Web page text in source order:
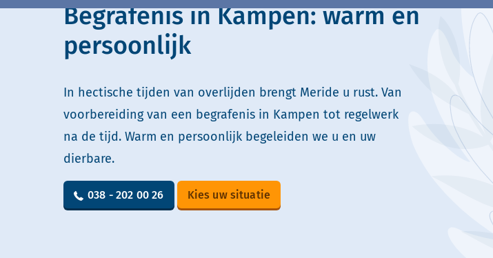
Begrafenis in Kampen: warm en
persoonlijk
In hectische tijden van overlijden brengt Meride u rust. Van
voorbereiding van een begrafenis in Kampen tot regelwerk
na de tijd. Warm en persoonlijk begeleiden we u en uw
dierbare.
038 - 202 00 26 Kies uw situatie